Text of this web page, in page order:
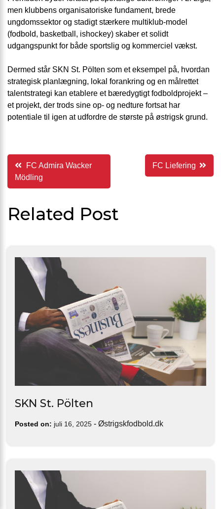
men klubbens organisatoriske fundament, brede
ungdomssektor og stadigt stærkere multiklub-model
(fodbold, basketball, ishockey) skaber et solidt
udgangspunkt for både sportslig og kommerciel vækst.
Dermed står SKN St. Pölten som et eksempel på, hvordan
strategisk planlægning, lokal forankring og en målrettet
talentstrategi kan etablere et bæredygtigt fodboldprojekt –
et projekt, der trods sine op- og nedture fortsat har
potentiale til igen at udfordre de største på østrigsk grund.
Indlægsnavigation
FC Admira Wacker
Mödling
FC Liefering
Related Post
SKN St. Pölten
Posted on: juli 16, 2025 - Østrigskfodbold.dk